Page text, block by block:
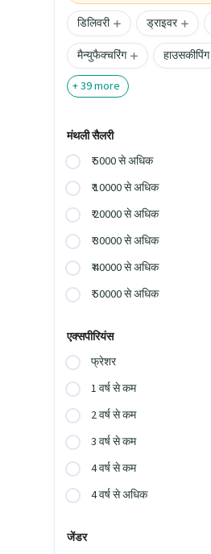
डिलिवरी
ड्राइवर
मैन्युफैक्चरिंग
हाउसकीपिंग
+39more
मंथली सैलरी
₹ 5000 से अधिक
₹ 10000 से अधिक
₹ 20000 से अधिक
₹ 30000 से अधिक
₹ 40000 से अधिक
₹ 50000 से अधिक
एक्सपीरियंस
फ्रेशर
1 वर्ष से कम
2 वर्ष से कम
3 वर्ष से कम
4 वर्ष से कम
4 वर्ष से अधिक
जेंडर